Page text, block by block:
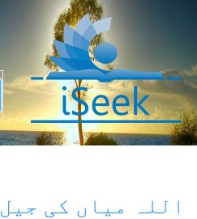
اللہ میاں کی جیل